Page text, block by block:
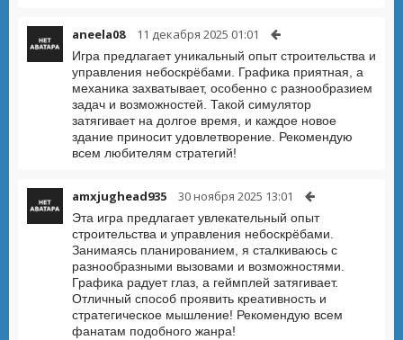
aneela08 11 декабря 2025 01:01
Игра предлагает уникальный опыт строительства и
управления небоскрёбами. Графика приятная, а
механика захватывает, особенно с разнообразием
задач и возможностей. Такой симулятор
затягивает на долгое время, и каждое новое
здание приносит удовлетворение. Рекомендую
всем любителям стратегий!
amxjughead935 30 ноября 2025 13:01
Эта игра предлагает увлекательный опыт
строительства и управления небоскрёбами.
Занимаясь планированием, я сталкиваюсь с
разнообразными вызовами и возможностями.
Графика радует глаз, а геймплей затягивает.
Отличный способ проявить креативность и
стратегическое мышление! Рекомендую всем
фанатам подобного жанра!